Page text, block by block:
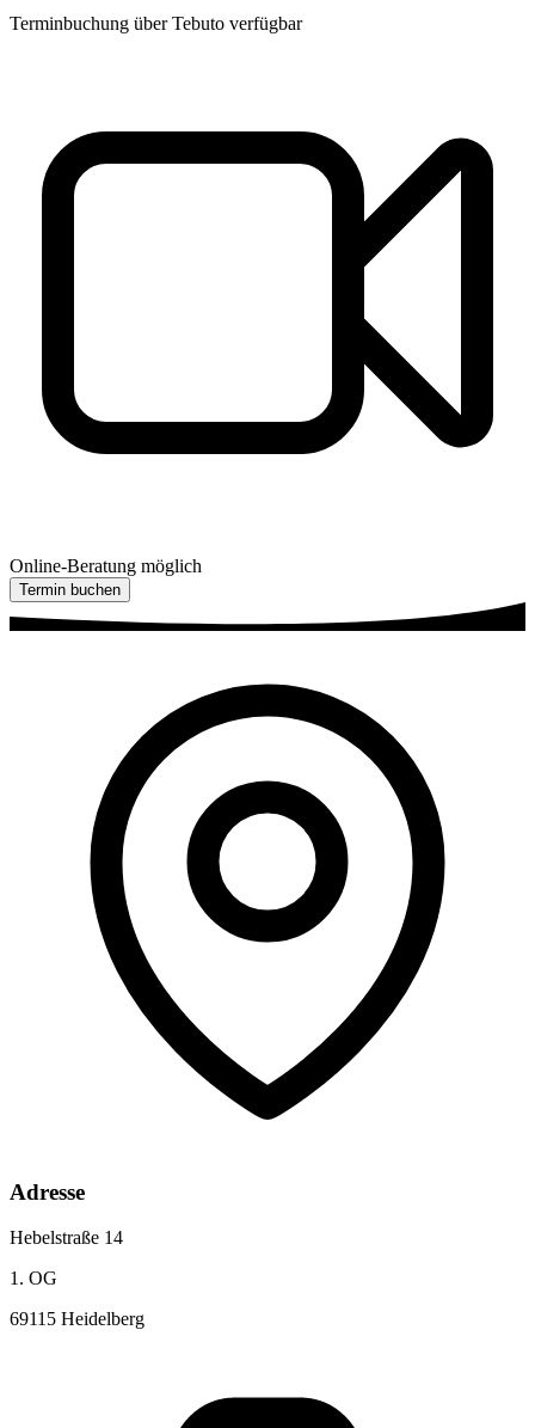
Terminbuchung über Tebuto verfügbar
Online-Beratung möglich
Termin buchen
Adresse
Hebelstraße 14
1. OG
69115 Heidelberg